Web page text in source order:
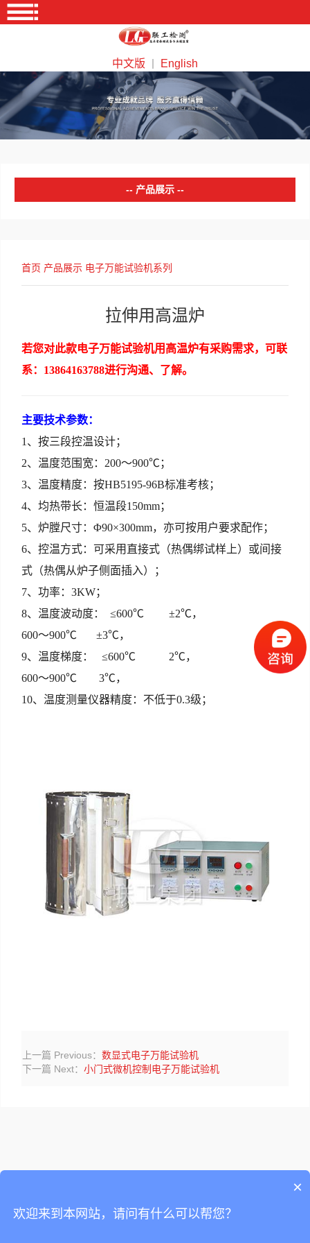
中文版 English
产品展示
冲击试验机系列
冲击试验低温仪系列
扭转试验机系列
压力试验机系列
专用试验机系列
硬度计系列
首页 产品展示 电子万能试验机系列
拉伸用高温炉
若您对此款电子万能试验机用高温炉有采购需求，可联
系：13864163788进行沟通、了解。
主要技术参数：
1、按三段控温设计；
2、温度范围宽：200～900℃；
3、温度精度：按HB5195-96B标准考核；
4、均热带长：恒温段150mm；
5、炉膛尺寸：Φ90×300mm，亦可按用户要求配作；
6、控温方式：可采用直接式（热偶绑试样上）或间接
式（热偶从炉子侧面插入）；
7、功率：3KW；
8、温度波动度： ≤600℃ ±2℃，
600～900℃ ±3℃，
9、温度梯度： ≤600℃ 2℃，
600～900℃ 3℃，
10、温度测量仪器精度：不低于0.3级；
上一篇 Previous： 数显式电子万能试验机
下一篇 Next： 小门式微机控制电子万能试验机
济南联工测试技术有限公司 Jinan Liangong Testing Technology
×
欢迎来到本网站，请问有什么可以帮您？